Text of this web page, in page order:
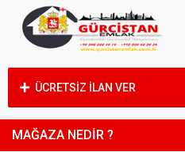
ÜCRETSİZ İLAN VER
MAĞAZA NEDIR ?